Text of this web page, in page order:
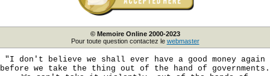
© Memoire Online 2000-2023
Pour toute question contactez le webmaster
"I don't believe we shall ever have a good money again
before we take the thing out of the hand of governments.